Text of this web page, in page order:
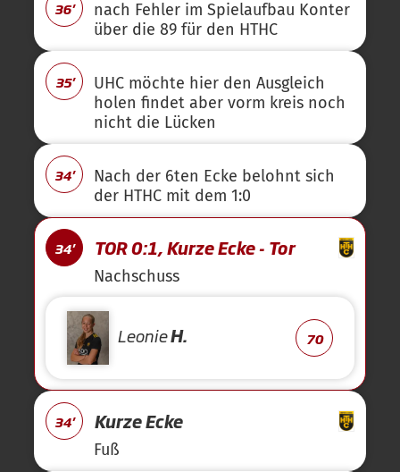
36'
nach Fehler im Spielaufbau Konter
über die 89 für den HTHC
35'
UHC möchte hier den Ausgleich
holen findet aber vorm kreis noch
nicht die Lücken
34'
Nach der 6ten Ecke belohnt sich
der HTHC mit dem 1:0
34' TOR 0:1, Kurze Ecke - Tor
Nachschuss
LeonieH. 70
34' Kurze Ecke
Fuß